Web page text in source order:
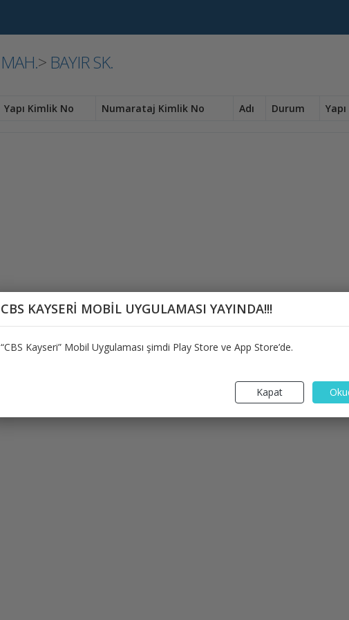
MAH.> BAYIR SK.
Yapı Kimlik No Numarataj Kimlik No Adı Durum
CBS KAYSERİ MOBİL UYGULAMASI YAYINDA!!!
“CBS Kayseri” Mobil Uygulaması şimdi Play Store ve App Store’de.
Kapat